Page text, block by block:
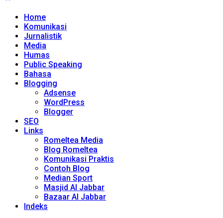
Home
Komunikasi
Jurnalistik
Media
Humas
Public Speaking
Bahasa
Blogging
Adsense
WordPress
Blogger
SEO
Links
Romeltea Media
Blog Romeltea
Komunikasi Praktis
Contoh Blog
Median Sport
Masjid Al Jabbar
Bazaar Al Jabbar
Indeks